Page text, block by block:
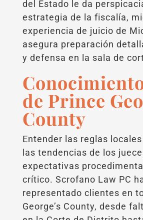
del Estado le da
estrategia de la fiscalía,
experiencia de juicio de
asegura preparación
y defensa en la sala de
de Prince
County
Entender las reglas
las tendencias de los
expectativas
crítico. Scrofano Law PC
representado clientes en
George’s County, desde